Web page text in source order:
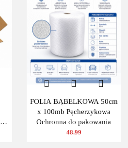
FOLIA BĄBELKOWA 50cm
x 100mb Pęcherzykowa
Ochronna do pakowania
48.99